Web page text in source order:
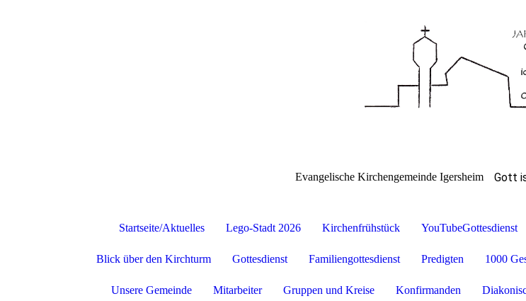
Evangelische Kirchengemeinde Igersheim Gott
Startseite/Aktuelles Lego-Stadt 2026 Kirchenfrühstück YouTubeGottesdienst
Blick über den Kirchturm Gottesdienst Familiengottesdienst Predigten 1000
Unsere Gemeinde Mitarbeiter Gruppen und Kreise Konfirmanden